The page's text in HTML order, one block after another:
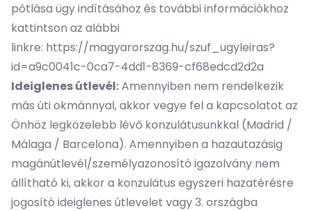
pótlása ügy indításához és további információkhoz
kattintson az alábbi
linkre: https://magyarorszag.hu/szuf_ugyleiras?
id=a9c0041c-0ca7-4dd1-8369-cf68edcd2d2a
Ideiglenes útlevél:Amennyiben nem rendelkezik
más úti okmánnyal, akkor vegye fel a kapcsolatot az
Önhöz legközelebb lévő konzulátusunkkal (Madrid /
Málaga / Barcelona). Amennyiben a hazautazásig
magánútlevél/személyazonosító igazolvány nem
állítható ki, akkor a konzulátus egyszeri hazatérésre
jogosító ideiglenes útlevelet vagy 3. országba